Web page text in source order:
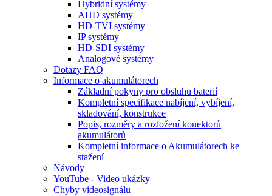
Hybridní systémy
AHD systémy
HD-TVI systémy
IP systémy
HD-SDI systémy
Analogové systémy
Dotazy FAQ
Informace o akumulátorech
Základní pokyny pro obsluhu baterií
Kompletní specifikace nabíjení, vybíjení,
skladování, konstrukce
Popis, rozměry a rozložení konektorů
akumulátorů
Kompletní informace o Akumulátorech ke
stažení
Návody
YouTube - Video ukázky
Chyby videosignálu